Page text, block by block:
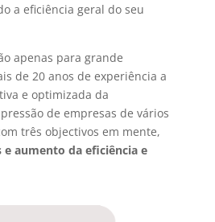
a eficiência geral do seu
apenas para grande
de 20 anos de experiência a
e optimizada da
de empresas de vários
três objectivos em mente,
e aumento da eficiência e